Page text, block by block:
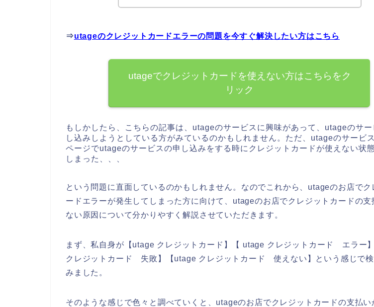
⇒utageのクレジットカードエラーの問題を今すぐ解決したい方はこちら
utageでクレジットカードを使えない方はこちらをク
リック
もしかしたら、こちらの記事は、utageのサービスに興味があって、utageのサー
し込みしようとしている方がみているのかもしれません。ただ、utageのサービ
ページでutageのサービスの申し込みをする時にクレジットカードが使えない状
しまった、、、
という問題に直面しているのかもしれません。なのでこれから、utageのお店でク
ードエラーが発生してしまった方に向けて、utageのお店でクレジットカードの支
ない原因について分かりやすく解説させていただきます。
まず、私自身が【utage クレジットカード】【 utage クレジットカード エラー
クレジットカード 失敗】【utage クレジットカード 使えない】という感じで検
みました。
そのような感じで色々と調べていくと、utageのお店でクレジットカードの支払い